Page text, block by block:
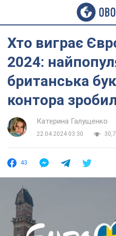
Хто виграє
2024:
британська
контора
Катерина Галущенко
22.04.2024 03:30
43